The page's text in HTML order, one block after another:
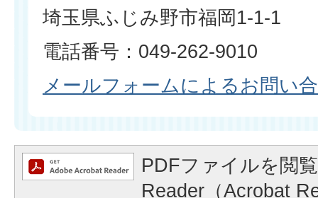
埼玉県ふじみ野市福岡1-1-1
電話番号：049-262-9010
メールフォームによるお問い
PDFファイルを閲
Reader（Acrobat